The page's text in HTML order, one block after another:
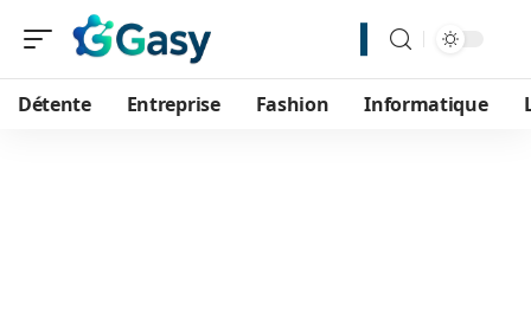
Détente Entreprise Fashion Informatique